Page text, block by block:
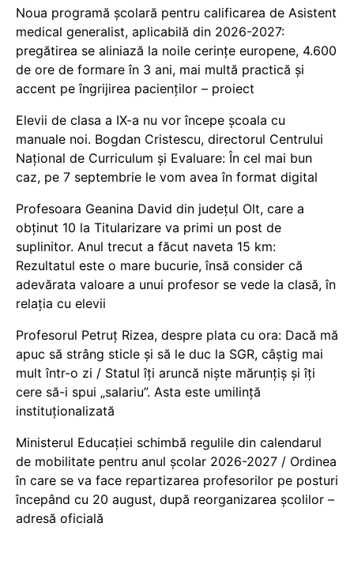
Noua programă școlară pentru calificarea de Asistent
medical generalist, aplicabilă din 2026-2027:
pregătirea se aliniază la noile cerințe europene, 4.600
de ore de formare în 3 ani, mai multă practică și
accent pe îngrijirea pacienților – proiect
Elevii de clasa a IX-a nu vor începe școala cu
manuale noi. Bogdan Cristescu, directorul Centrului
Național de Curriculum și Evaluare: În cel mai bun
caz, pe 7 septembrie le vom avea în format digital
Profesoara Geanina David din județul Olt, care a
obținut 10 la Titularizare va primi un post de
suplinitor. Anul trecut a făcut naveta 15 km:
Rezultatul este o mare bucurie, însă consider că
adevărata valoare a unui profesor se vede la clasă, în
relația cu elevii
Profesorul Petruț Rizea, despre plata cu ora: Dacă mă
apuc să strâng sticle și să le duc la SGR, câștig mai
mult într-o zi / Statul îți aruncă niște mărunțiș și îți
cere să-i spui „salariu”. Asta este umilință
instituționalizată
Ministerul Educației schimbă regulile din calendarul
de mobilitate pentru anul școlar 2026-2027 / Ordinea
în care se va face repartizarea profesorilor pe posturi
începând cu 20 august, după reorganizarea școlilor –
adresă oficială